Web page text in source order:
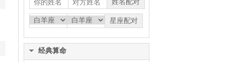
经典算命